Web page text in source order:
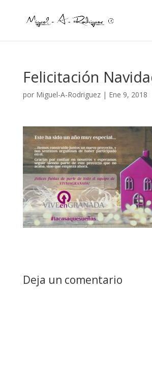
Felicitación
por Miguel-A-Rodriguez| Ene 9, 2018
Deja un comentario